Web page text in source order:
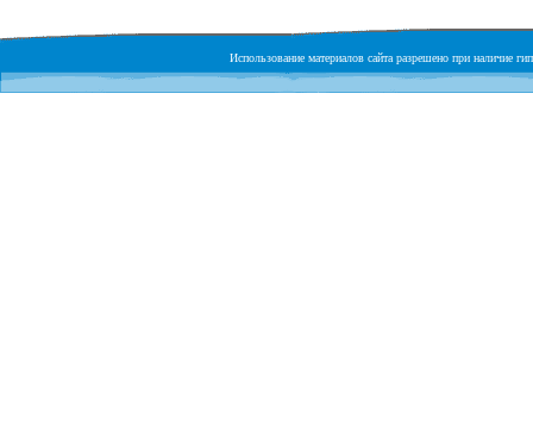
Использование материалов сайта разрешено при